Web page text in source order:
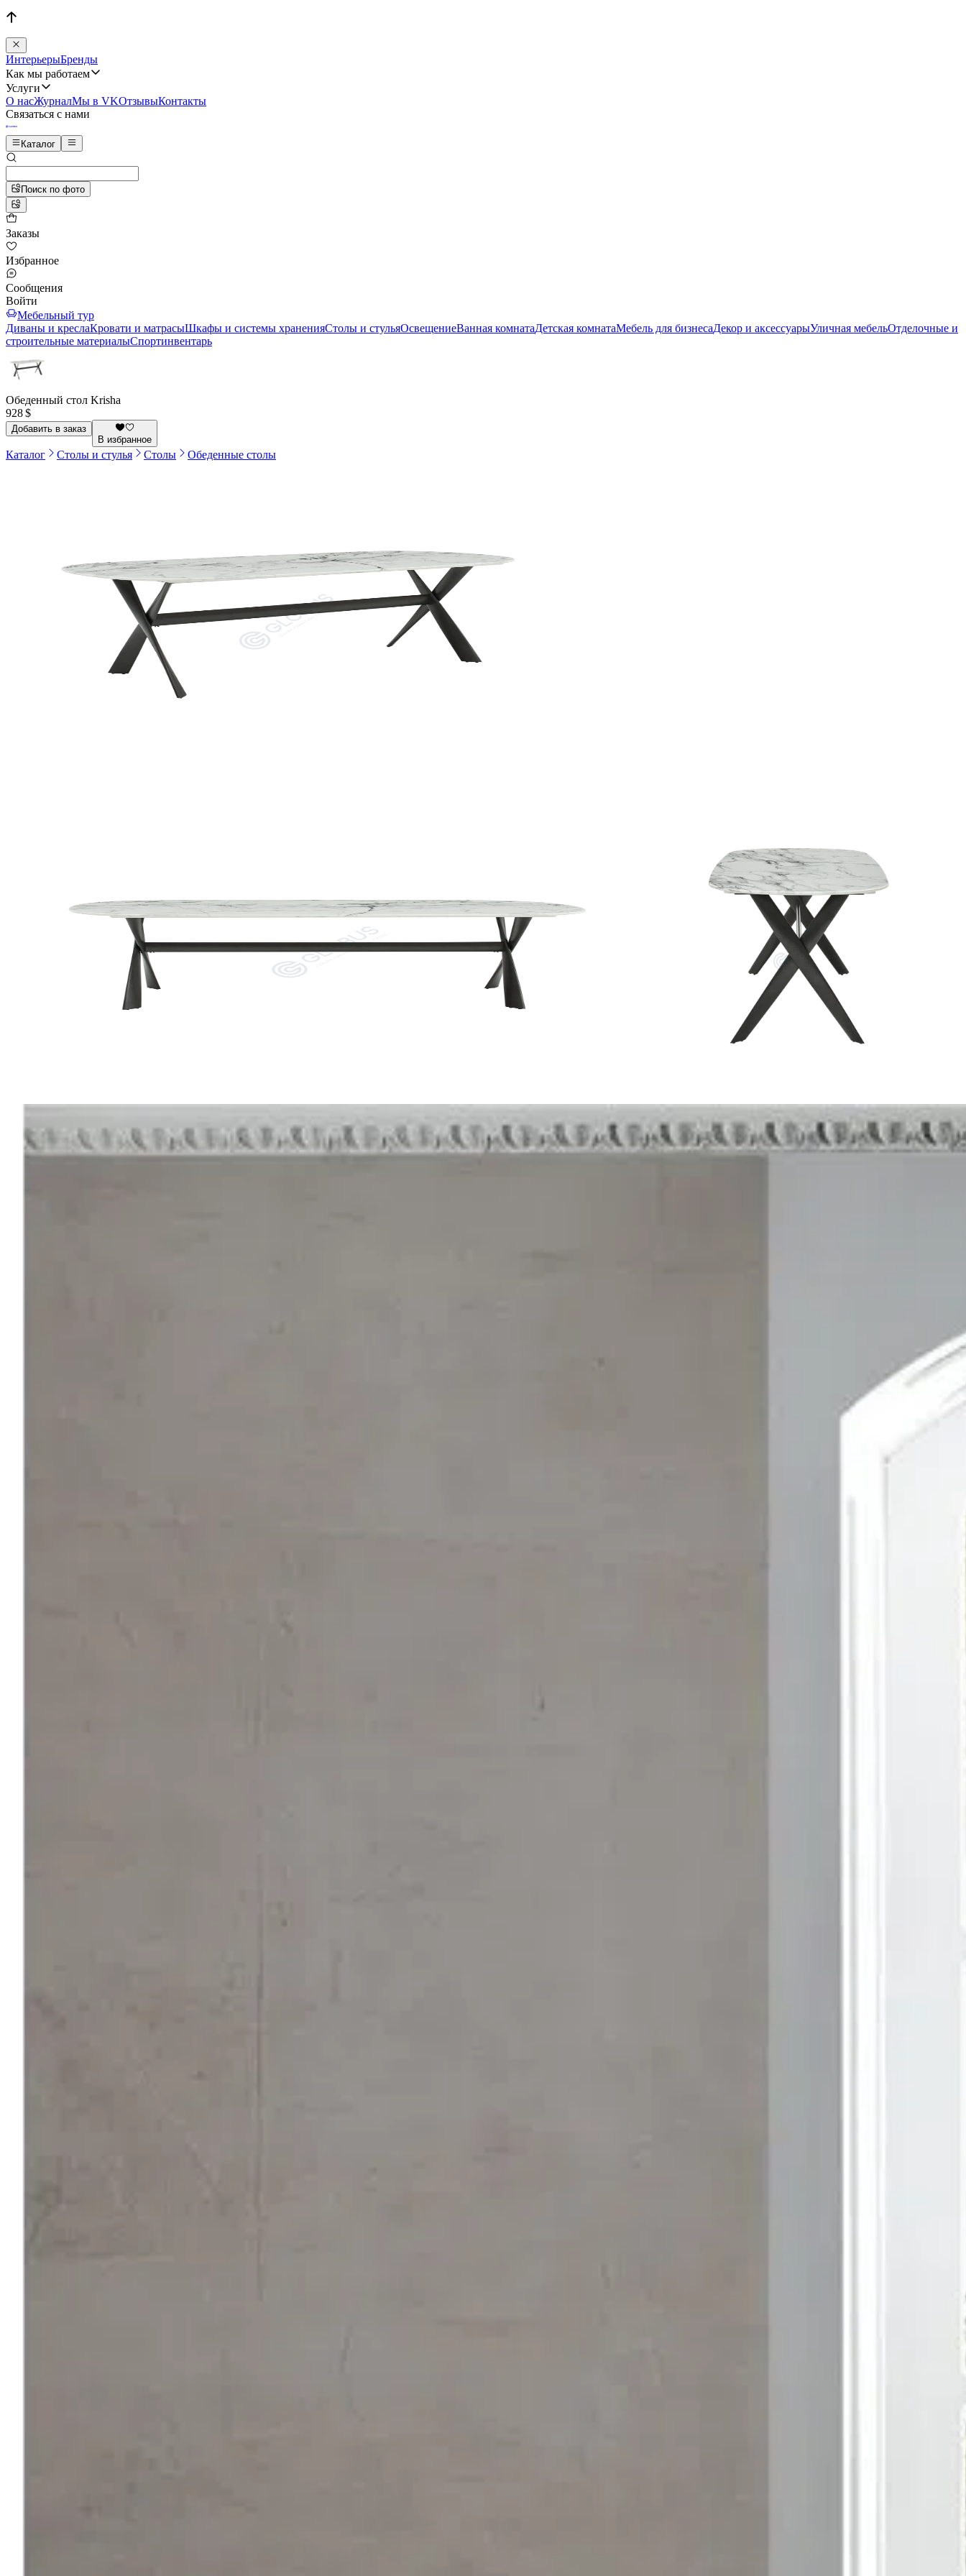
ИнтерьерыБренды
Как мы работаем
Услуги
О насЖурналМы в VKОтзывыКонтакты
Связаться с нами
Каталог
Поиск по фото
Заказы
Избранное
Сообщения
Войти
Мебельный тур
Диваны и креслаКровати и матрасыШкафы и системы храненияСтолы и стульяОсвещениеВанная комнатаДетская комнатаМебель для бизнесаДекор и аксессуарыУличная мебельОтделочные и
строительные материалыСпортинвентарь
Обеденный стол Krisha
928 $
Добавить в заказ
В избранное
Каталог Столы и стулья Столы Обеденные столы